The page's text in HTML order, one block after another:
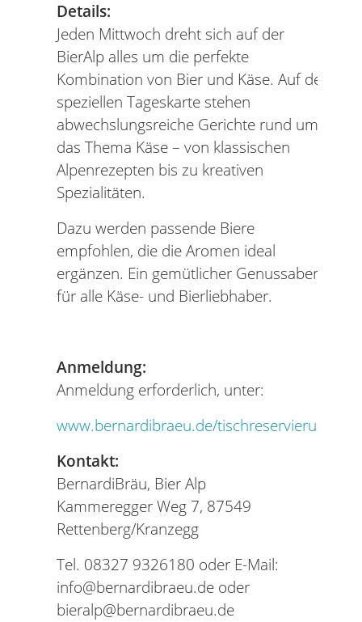
Details:
Jeden Mittwoch dreht sich auf der
BierAlp alles um die perfekte
Kombination von Bier und Käse. Auf der
speziellen Tageskarte stehen
abwechslungsreiche Gerichte rund um
das Thema Käse – von klassischen
Alpenrezepten bis zu kreativen
Spezialitäten.
Dazu werden passende Biere
empfohlen, die die Aromen ideal
ergänzen. Ein gemütlicher Genussabend
für alle Käse- und Bierliebhaber.
Anmeldung:
Anmeldung erforderlich, unter:
www.bernardibraeu.de/tischreservierung
Kontakt:
BernardiBräu, Bier Alp
Kammeregger Weg 7, 87549
Rettenberg/Kranzegg
Tel. 08327 9326180 oder E-Mail:
info@bernardibraeu.de oder
bieralp@bernardibraeu.de